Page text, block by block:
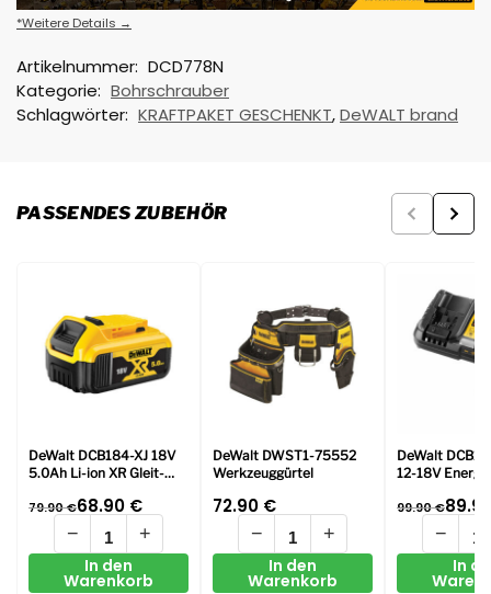
*Weitere Details →
Artikelnummer: DCD778N
Kategorie: Bohrschrauber
Schlagwörter: KRAFTPAKET GESCHENKT,DeWALT brand
PASSENDES ZUBEHÖR
DeWalt DCB184-XJ 18V
5.0Ah Li-ion XR Gleit-
79.90€68.90 €
−
+
In den
Warenkorb
DeWalt DWST1-75552
Werkzeuggürtel
72.90 €
−
+
In den
Warenkorb
DeWalt
12-18V
1x DCB184
99.90€
−
In